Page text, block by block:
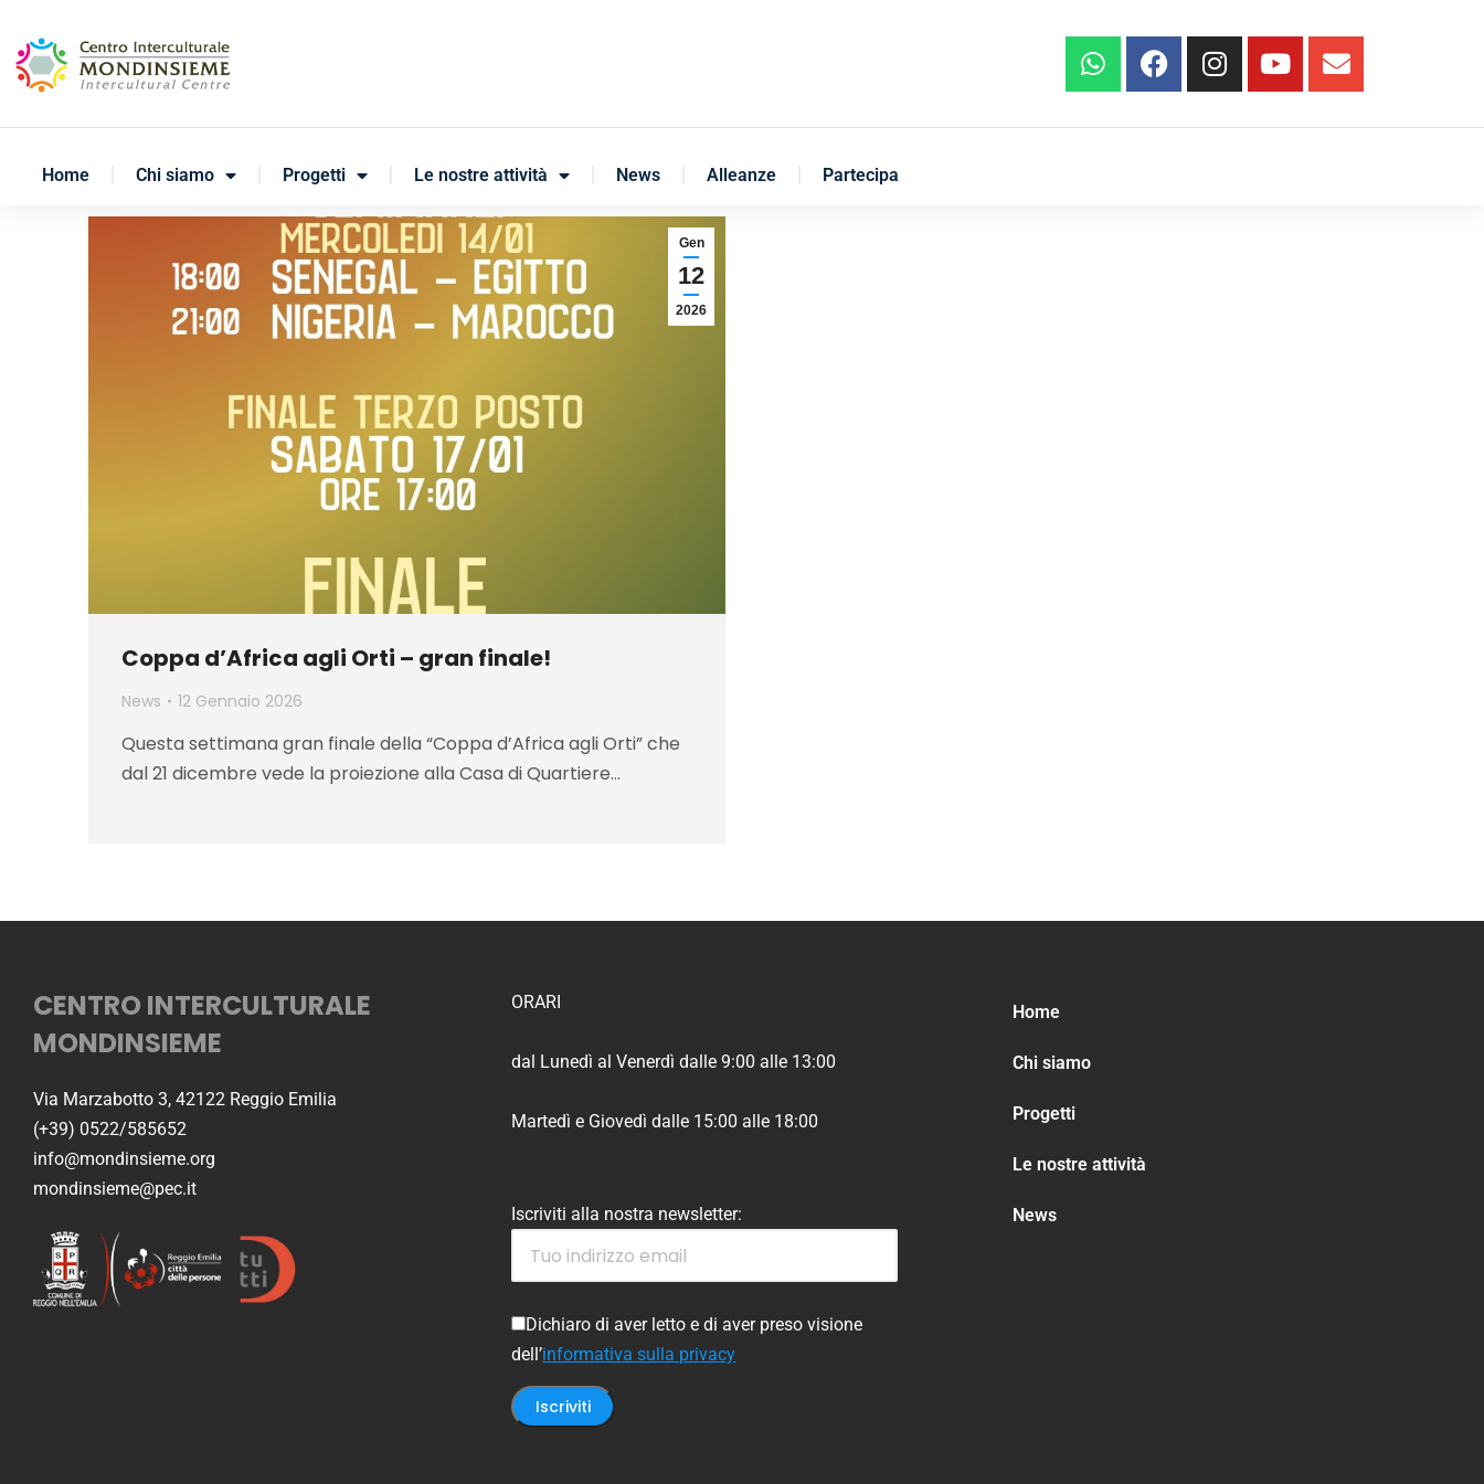
Home Chi siamo Progetti Le nostre attività News Alleanze Partecipa
Gen
12
2026
Coppa d’Africa agli Orti – gran finale!
News 12 Gennaio 2026
Questa settimana gran finale della “Coppa d’Africa agli Orti” che
dal 21 dicembre vede la proiezione alla Casa di Quartiere…
CENTRO INTERCULTURALE
MONDINSIEME
Via Marzabotto 3, 42122 Reggio Emilia
(+39) 0522/585652
info@mondinsieme.org
mondinsieme@pec.it
ORARI
dal Lunedì al Venerdì dalle 9:00 alle 13:00
Martedì e Giovedì dalle 15:00 alle 18:00
Iscriviti alla nostra newsletter:
Dichiaro di aver letto e di aver preso visione
dell’informativa sulla privacy
Home
Chi siamo
Progetti
Le nostre attività
News